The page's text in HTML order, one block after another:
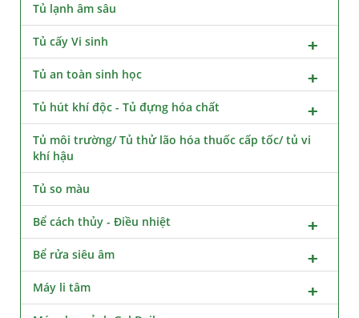
Tủ lạnh âm sâu
Tủ cấy Vi sinh
Tủ an toàn sinh học
Tủ hút khí độc - Tủ đựng hóa chất
Tủ môi trường/ Tủ thử lão hóa thuốc cấp tốc/ tủ vi
khí hậu
Tủ so màu
Bể cách thủy - Điều nhiệt
Bể rửa siêu âm
Máy li tâm